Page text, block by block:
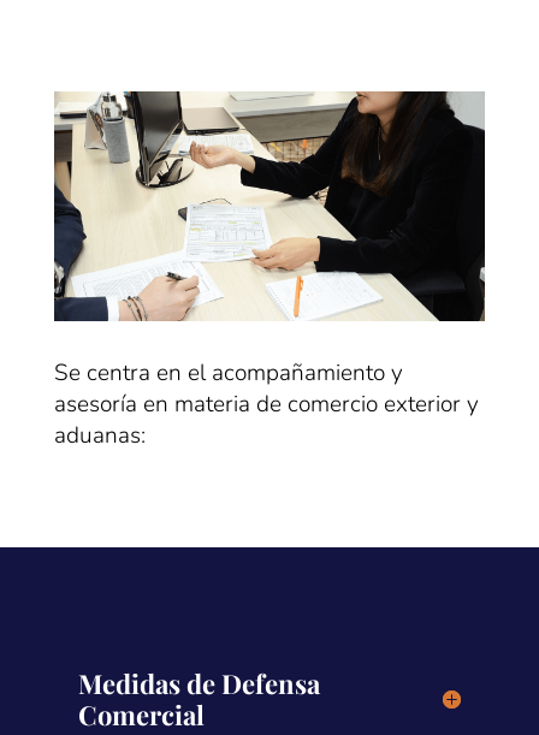
Se centra en el acompañamiento y
asesoría en materia de comercio exterior y
aduanas:
Medidas de Defensa
Comercial